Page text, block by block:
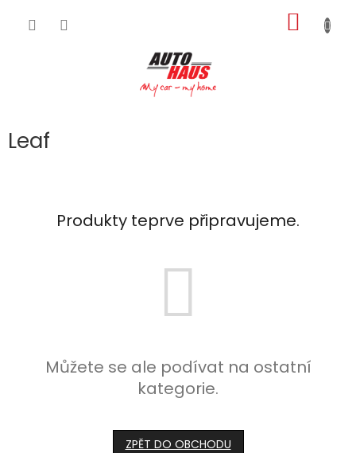
KOŠÍK
Leaf
Produkty teprve připravujeme.
Můžete se ale podívat na ostatní
kategorie.
ZPĚT DO OBCHODU